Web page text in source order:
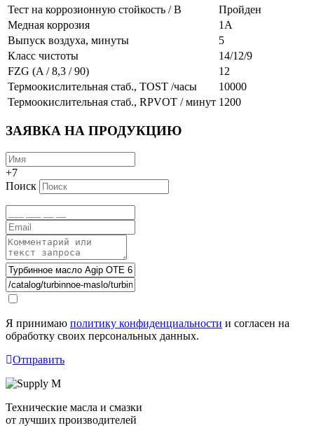
Тест на коррозионную стойкость / B
Пройден
Медная коррозия
1А
Выпуск воздуха, минуты
5
Класс чистоты
14/12/9
FZG (A / 8,3 / 90)
12
Термоокислительная стаб., TOST /часы
10000
Термоокислительная стаб., RPVOT / минут 1200
ЗАЯВКА НА ПРОДУКЦИЮ
+7
Поиск
Я принимаю политику конфиденциальности и согласен на
обработку своих персональных данных.
Отправить
Технические масла и смазки
от лучших производителей